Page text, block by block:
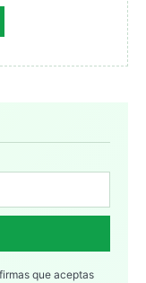
que aceptas